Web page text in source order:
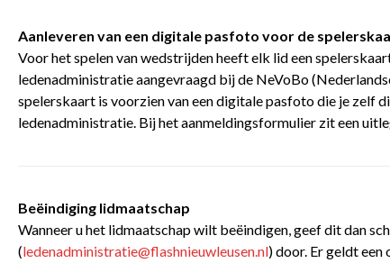
Aanleveren van een digitale pasfoto voor de
Voor het spelen van wedstrijden heeft elk lid een
ledenadministratie aangevraagd bij de NeVoBo
spelerskaart is voorzien van een digitale pasfoto die je zelf
ledenadministratie. Bij het aanmeldingsformulier zit een
Beëindiging lidmaatschap
Wanneer u het lidmaatschap wilt beëindigen, geef dit dan
(ledenadministratie@flashnieuwleusen.nl) door. Er geldt